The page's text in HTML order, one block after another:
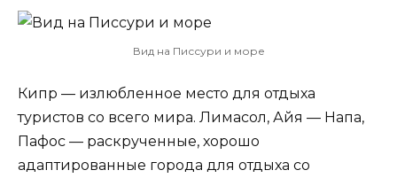
Вид на Писсури и море
Кипр — излюбленное место для отдыха
туристов со всего мира. Лимасол, Айя — Напа,
Пафос — раскрученные, хорошо
адаптированные города для отдыха со